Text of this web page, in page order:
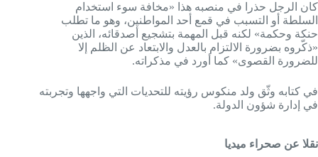
كان الرجل حذرا في منصبه هذا «مخافة سوء استخدام
السلطة أو التسبب في قمع أحد المواطنين، وهو ما تطلب
حنكة وحكمة» لكنه قبل المهمة بتشجيع أصدقائه، الذين
«ذكّروه بضرورة الالتزام بالعدل والابتعاد عن الظلم إلا
للضرورة القصوى» كما أورد في مذكراته.
في كتابه وثّق ولد منكوس رؤيته للتحديات التي واجهها وتجربته
في إدارة شؤون الدولة.
نقلا عن صحراء ميديا